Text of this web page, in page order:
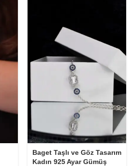
Baget Taşlı ve Göz Tasarım
Kadın 925 Ayar Gümüş